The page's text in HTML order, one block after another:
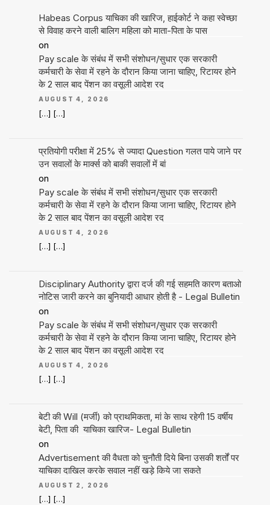
Habeas Corpus याचिका की खारिज, हाईकोर्ट ने कहा स्वेच्छा
से विवाह करने वाली बालिग महिला को माता-पिता के पास
on
Pay scale के संबंध में सभी संशोधन/सुधार एक सरकारी
कर्मचारी के सेवा में रहने के दौरान किया जाना चाहिए, रिटायर होने
के 2 साल बाद पेंशन का वसूली आदेश रद
AUGUST 4, 2026
[…] […]
प्रतियोगी परीक्षा में 25% से ज्यादा Question गलत पाये जाने पर
उन सवालों के मार्क्स को बाकी सवालों में बां
on
Pay scale के संबंध में सभी संशोधन/सुधार एक सरकारी
कर्मचारी के सेवा में रहने के दौरान किया जाना चाहिए, रिटायर होने
के 2 साल बाद पेंशन का वसूली आदेश रद
AUGUST 4, 2026
[…] […]
Disciplinary Authority द्वारा दर्ज की गई सहमति कारण बताओ
नोटिस जारी करने का बुनियादी आधार होती है - Legal Bulletin
on
Pay scale के संबंध में सभी संशोधन/सुधार एक सरकारी
कर्मचारी के सेवा में रहने के दौरान किया जाना चाहिए, रिटायर होने
के 2 साल बाद पेंशन का वसूली आदेश रद
AUGUST 4, 2026
[…] […]
बेटी की Will (मर्जी) को प्राथमिकता, मां के साथ रहेगी 15 वर्षीय
बेटी, पिता की याचिका खारिज- Legal Bulletin
on
Advertisement की वैधता को चुनौती दिये बिना उसकी शर्तों पर
याचिका दाखिल करके सवाल नहीं खड़े किये जा सकते
AUGUST 2, 2026
[…] […]